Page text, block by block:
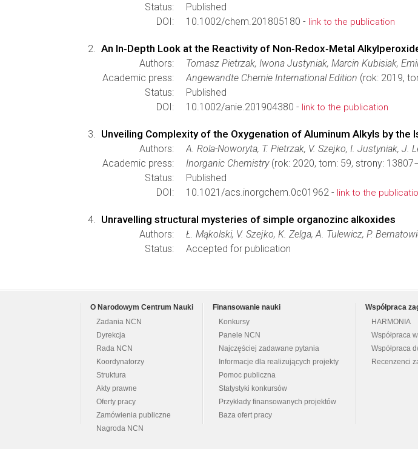
Status:
Published
DOI:
10.1002/chem.201805180 - link to the publication
An In‐Depth Look at the Reactivity of Non‐Redox‐Metal
Authors:
Tomasz Pietrzak, Iwona Justyniak, Marcin Kubisiak,
Academic press:
Angewandte Chemie International Edition (rok: 2019,
Status:
Published
DOI:
10.1002/anie.201904380 - link to the publication
Unveiling Complexity of the Oxygenation of Aluminum Alkyls by
Authors:
A. Rola-Noworyta, T. Pietrzak, V. Szejko, I. Justyniak, J.
Academic press:
Inorganic Chemistry(rok: 2020, tom: 59, strony:
Status:
Published
DOI:
10.1021/acs.inorgchem.0c01962 - link to the
Unravelling structural mysteries of simple organozinc alkoxides
Authors:
Ł. Mąkolski, V. Szejko, K. Zelga, A. Tulewicz, P.
Status:
Accepted for publication
O Narodowym Centrum Nauki
Zadania NCN
Dyrekcja
Rada NCN
Koordynatorzy
Struktura
Akty prawne
Oferty pracy
Zamówienia publiczne
Nagroda NCN
Finansowanie nauki
Konkursy
Panele NCN
Najczęściej zadawane pytania
Informacje dla realizujących projekty
Pomoc publiczna
Statystyki konkursów
Przykłady finansowanych projektów
Baza ofert pracy
Współpraca
HARMONIA
Współpraca
Współpraca
Recenzenci